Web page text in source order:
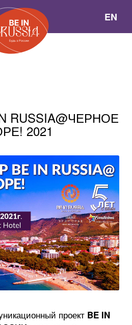
EN
RUSSIA@ЧЕРНОЕ
2021
проект BE IN